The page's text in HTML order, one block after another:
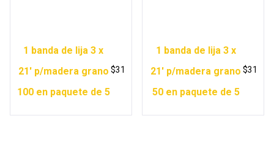
1 banda de lija 3 x
21′ p/madera grano
100 en paquete de 5
$31
1 banda de lija 3 x
21′ p/madera grano
50 en paquete de 5
$31